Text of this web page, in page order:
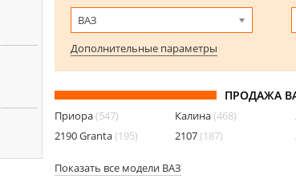
ВАЗ
Дополнительные параметры
ПРОДАЖА
Приора(547) Калина(468)
2190 Granta(195) 2107(187)
Показать все модели ВАЗ